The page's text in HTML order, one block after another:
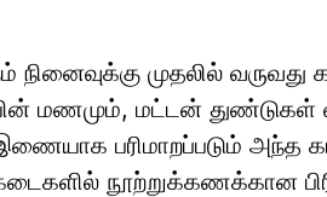
முதலில்
மணமும், மட்டன் துண்டுகள்
பரிமாறப்படும் அந்த
நூற்றுக்கணக்கான